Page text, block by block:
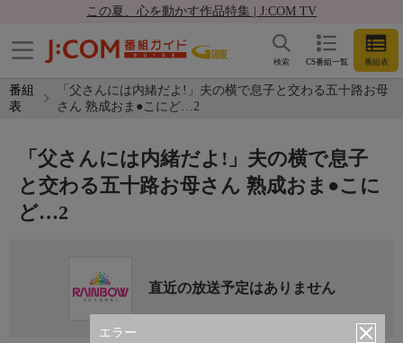
この夏、心を動かす作品特集 | J:COM TV
CS番組一覧 番組表
検索
番組
表
「父さんには内緒だよ!」夫の横で息子と交わる五十路お母
さん 熟成おま●こにど…2
エラー
「父さんには内緒だよ!」夫の横で息子
と交わる五十路お母さん 熟成おま●こに
ど…2
直近の放送予定はありません